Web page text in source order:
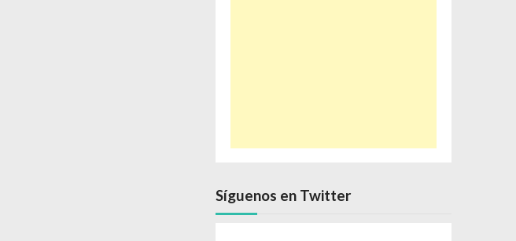
Síguenos en Twitter